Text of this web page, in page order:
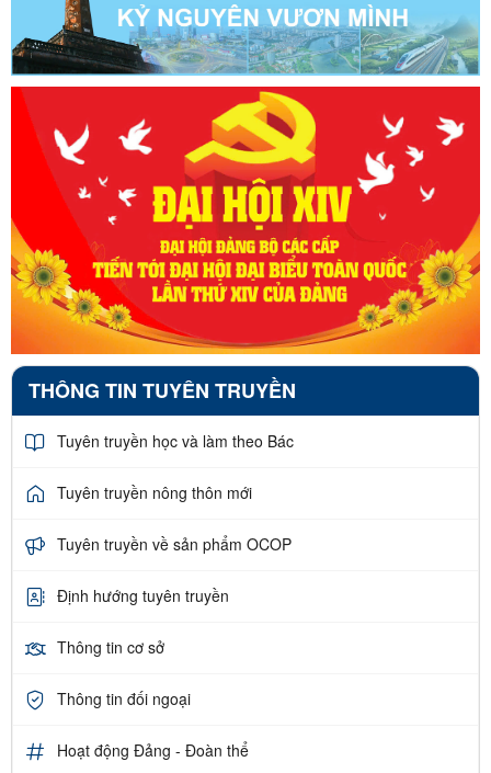
THÔNG TIN TUYÊN TRUYỀN
Tuyên truyền học và làm theo Bác
Tuyên truyền nông thôn mới
Tuyên truyền về sản phẩm OCOP
Định hướng tuyên truyền
Thông tin cơ sở
Thông tin đối ngoại
Hoạt động Đảng - Đoàn thể